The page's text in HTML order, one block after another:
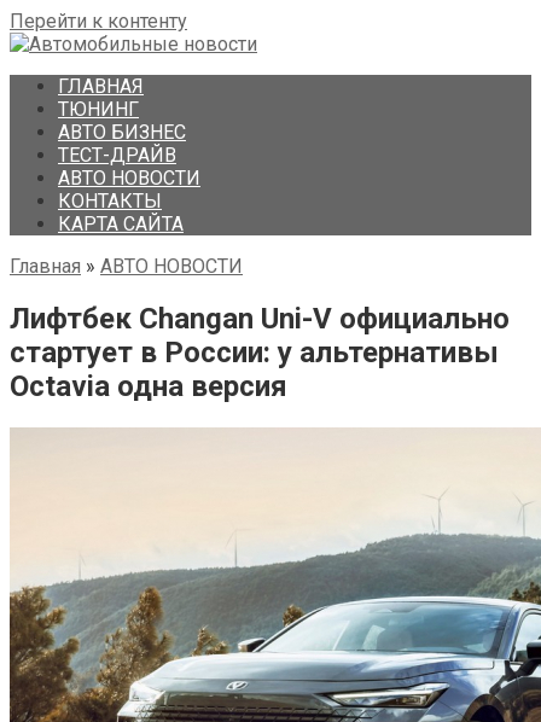
Перейти к контенту
ГЛАВНАЯ
ТЮНИНГ
АВТО БИЗНЕС
ТЕСТ-ДРАЙВ
АВТО НОВОСТИ
КОНТАКТЫ
КАРТА САЙТА
Главная » АВТО НОВОСТИ
Лифтбек Changan Uni-V официально
стартует в России: у альтернативы
Octavia одна версия